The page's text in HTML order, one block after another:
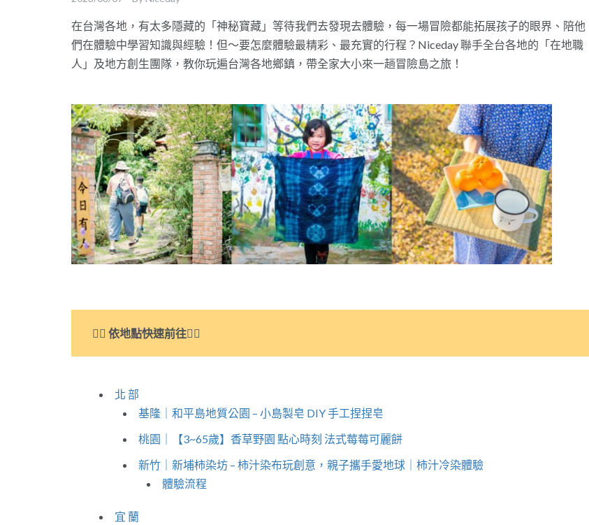
在台灣各地，有太多隱藏的「神秘寶藏」等待我們去發現去體驗，每一場冒險都能拓展孩子的眼界、陪他
們在體驗中學習知識與經驗！但～要怎麼體驗最精彩、最充實的行程？Niceday 聯手全台各地的「在地職
人」及地方創生團隊，教你玩遍台灣各地鄉鎮，帶全家大小來一趟冒險島之旅！
👇🏻 依地點快速前往👇🏻
北 部
基隆｜和平島地質公園 – 小島製皂 DIY 手工捏捏皂
桃園｜【3~65歲】香草野園 點心時刻 法式莓莓可麗餅
新竹｜新埔柿染坊 – 柿汁染布玩創意，親子攜手愛地球｜柿汁冷染體驗
體驗流程
宜 蘭